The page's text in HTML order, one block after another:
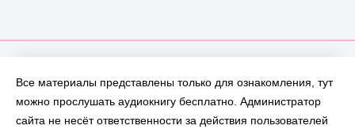
Все материалы представлены только для ознакомления, тут
можно прослушать аудиокнигу бесплатно. Администратор
сайта не несёт ответственности за действия пользователей